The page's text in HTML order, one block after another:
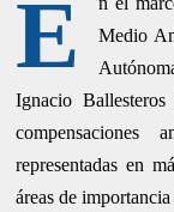
E
Medio
Ignacio
representadas en
áreas de